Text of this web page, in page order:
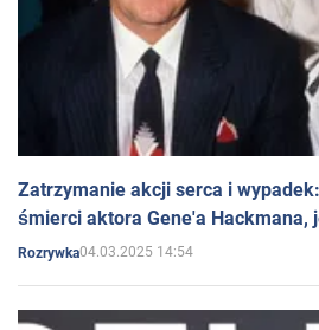
Zatrzymanie akcji serca i
śmierci aktora Gene'a Hackmana,
Rozrywka04.03.2025 14:54